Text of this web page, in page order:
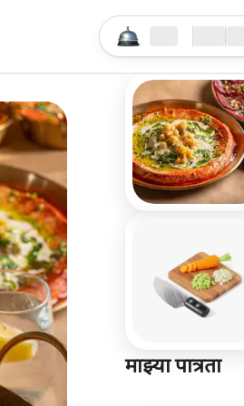
तुमचा सर्च सुरू करा
लोकेशन चेक इन
माझ्या पात्रता